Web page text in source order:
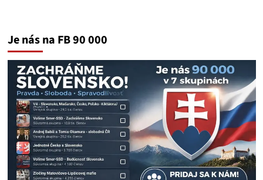
Je nás na FB 90 000